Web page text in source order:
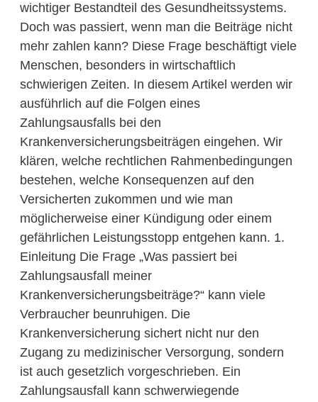
wichtiger Bestandteil des Gesundheitssystems.
Doch was passiert, wenn man die Beiträge nicht
mehr zahlen kann? Diese Frage beschäftigt viele
Menschen, besonders in wirtschaftlich
schwierigen Zeiten. In diesem Artikel werden wir
ausführlich auf die Folgen eines
Zahlungsausfalls bei den
Krankenversicherungsbeiträgen eingehen. Wir
klären, welche rechtlichen Rahmenbedingungen
bestehen, welche Konsequenzen auf den
Versicherten zukommen und wie man
möglicherweise einer Kündigung oder einem
gefährlichen Leistungsstopp entgehen kann. 1.
Einleitung Die Frage „Was passiert bei
Zahlungsausfall meiner
Krankenversicherungsbeiträge?“ kann viele
Verbraucher beunruhigen. Die
Krankenversicherung sichert nicht nur den
Zugang zu medizinischer Versorgung, sondern
ist auch gesetzlich vorgeschrieben. Ein
Zahlungsausfall kann schwerwiegende